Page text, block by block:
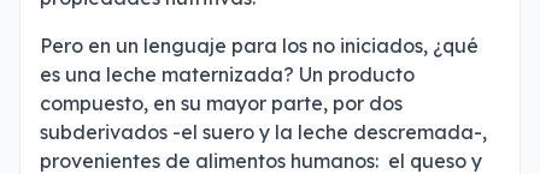
Pero en un lenguaje para los no iniciados, ¿qué
es una leche maternizada? Un producto
compuesto, en su mayor parte, por dos
subderivados -el suero y la leche descremada-,
provenientes de alimentos humanos: el queso y